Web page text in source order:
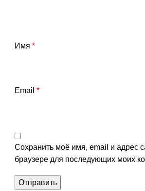
Имя *
Email *
Сохранить моё имя, email и адрес
браузере для последующих моих